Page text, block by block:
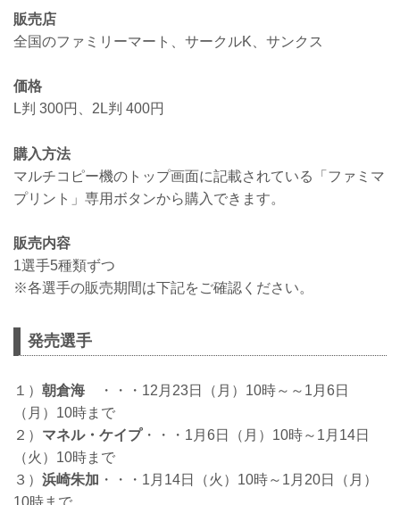
販売店
全国のファミリーマート、サークルK、サンクス
価格
L判 300円、2L判 400円
購入方法
マルチコピー機のトップ画面に記載されている「ファミマ
プリント」専用ボタンから購入できます。
販売内容
1選手5種類ずつ
※各選手の販売期間は下記をご確認ください。
発売選手
１） 朝倉海 ・・・12月23日（月）10時～～1月6日
（月）10時まで
２） マネル・ケイプ・・・1月6日（月）10時～1月14日
（火）10時まで
３） 浜崎朱加 ・・・1月14日（火）10時～1月20日（月）
10時まで